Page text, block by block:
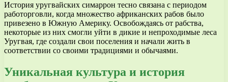
История уругвайских симаррон тесно связана с периодом
работорговли, когда множество африканских рабов было
привезено в Южную Америку. Освобождаясь от рабства,
некоторые из них смогли уйти в дикие и непроходимые леса
Уругвая, где создали свои поселения и начали жить в
соответствии со своими традициями и обычаями.
Уникальная культура и история